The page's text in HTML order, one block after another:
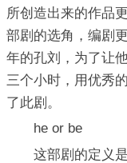
所创造出来的作品
部剧的选角，编剧
年的孔刘，为了让
三个小时，用优秀
了此剧。
he or be
这部剧的定义